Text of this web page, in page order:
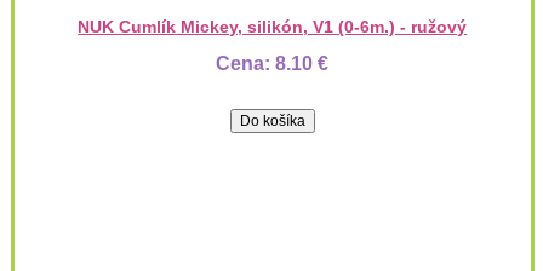
NUK Cumlík Mickey, silikón, V1 (0-6m.) - ružový
Cena:8.10 €